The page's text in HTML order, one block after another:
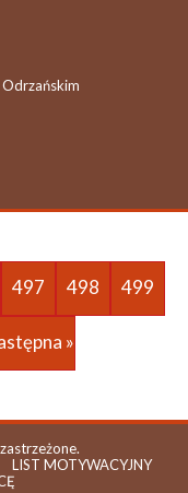
497 498 499
»
LIST MOTYWACYJNY